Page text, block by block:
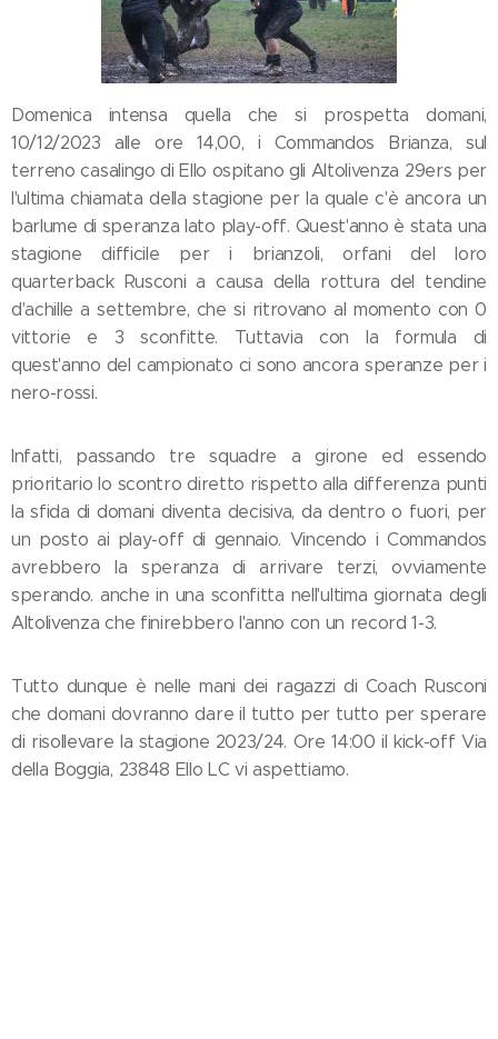
Domenica intensa quella che si prospetta domani,
10/12/2023 alle ore 14,00, i Commandos Brianza, sul
terreno casalingo di Ello ospitano gli Altolivenza 29ers per
l'ultima chiamata della stagione per la quale c'è ancora un
barlume di speranza lato play-off. Quest'anno è stata una
stagione difficile per i brianzoli, orfani del loro
quarterback Rusconi a causa della rottura del tendine
d'achille a settembre, che si ritrovano al momento con 0
vittorie e 3 sconfitte. Tuttavia con la formula di
quest'anno del campionato ci sono ancora speranze per i
nero-rossi.
Infatti, passando tre squadre a girone ed essendo
prioritario lo scontro diretto rispetto alla differenza punti
la sfida di domani diventa decisiva, da dentro o fuori, per
un posto ai play-off di gennaio. Vincendo i Commandos
avrebbero la speranza di arrivare terzi, ovviamente
sperando. anche in una sconfitta nell'ultima giornata degli
Altolivenza che finirebbero l'anno con un record 1-3.
Tutto dunque è nelle mani dei ragazzi di Coach Rusconi
che domani dovranno dare il tutto per tutto per sperare
di risollevare la stagione 2023/24. Ore 14:00 il kick-off Via
della Boggia, 23848 Ello LC vi aspettiamo.